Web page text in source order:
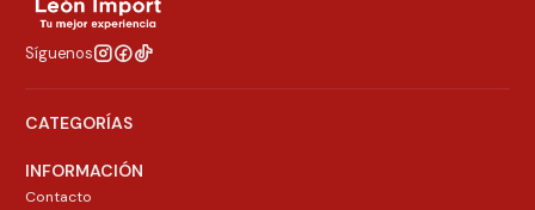
Síguenos
CATEGORÍAS
INFORMACIÓN
Contacto